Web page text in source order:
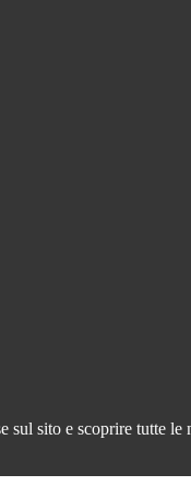
sito e scoprire tutte